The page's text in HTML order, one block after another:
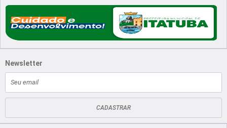
Newsletter
mail
CADASTRAR